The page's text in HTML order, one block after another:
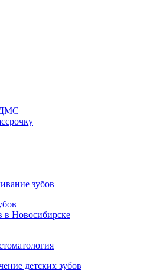
ДМС
зубов
в Новосибирске
детских зубов